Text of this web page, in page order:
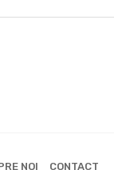
NOI CONTACT